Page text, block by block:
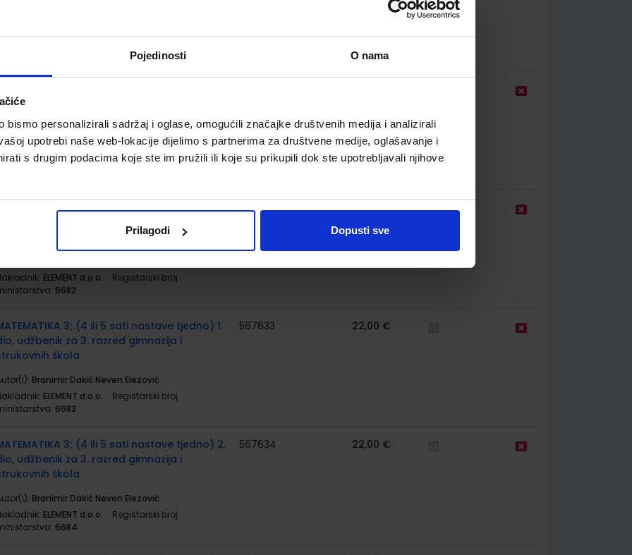
Pojedinosti O nama
bismo personalizirali sadržaj i oglase, omogućili značajke društvenih medija i analizirali
upotrebi naše web-lokacije dijelimo s partnerima za društvene medije, oglašavanje i
s drugim podacima koje ste im pružili ili koje su prikupili dok ste upotrebljavali njihove
Prilagodi Dopusti sve
PROFIL KLETT d.o.o.
Registarski broj
udžbenik za 3. razred gimnazija i
škola
Branimir Dakić Neven Elezović
ELEMENT d.o.o.
Registarski broj
MATEMATIKA 3; (3 ili 4 sata nastave tjedno),
ELEMENT d.o.o.
Registarski broj
6682
567632 22,00 €
3; (4 ili 5 sati nastave tjedno) 1.
udžbenik za 3. razred gimnazija i
škola
Branimir Dakić Neven Elezović
ELEMENT d.o.o.
Registarski broj
6683
567633 22,00 €
3; (4 ili 5 sati nastave tjedno) 2.
udžbenik za 3. razred gimnazija i
škola
Branimir Dakić Neven Elezović
ELEMENT d.o.o.
Registarski broj
6684
567634 22,00 €